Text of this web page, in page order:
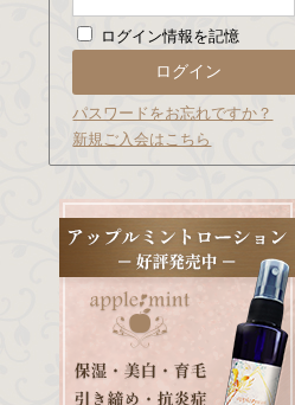
ログイン情報を記憶
パスワードをお忘れですか？
新規ご入会はこちら